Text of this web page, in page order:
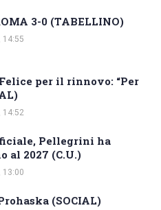
3-0 (TABELLINO)
14:55
per il rinnovo: “Per
14:52
Pellegrini ha
al 2027 (C.U.)
13:00
(SOCIAL)